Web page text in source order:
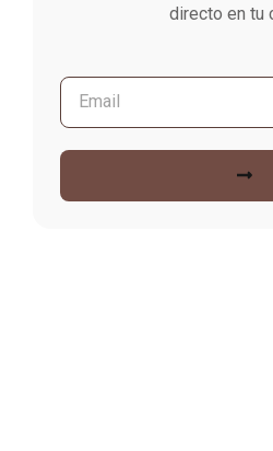
directo en tu